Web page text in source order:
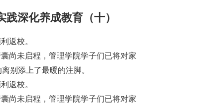
深化养成教育（十）
返校。
尚未启程，管理学院学子们已将对家
别添上了最暖的注脚。
返校。
尚未启程，管理学院学子们已将对家